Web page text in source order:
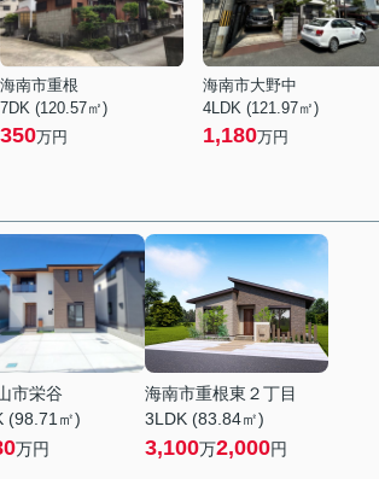
海南市重根
7DK (120.57㎡)
350万円
海南市大野中
4LDK (121.97㎡)
1,180万円
市栄谷
(98.71㎡)
万円
海南市重根東２丁目
3LDK (83.84㎡)
3,100万2,000円